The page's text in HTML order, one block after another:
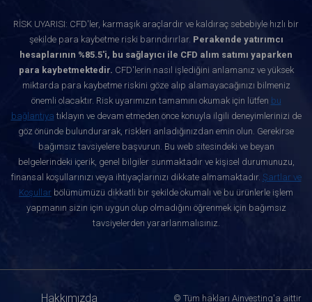
RİSK UYARISI: CFD'ler, karmaşık araçlardır ve kaldıraç sebebiyle hızlı bir
şekilde para kaybetme riski barındırırlar. Perakende yatırımcı
hesaplarının %85.5'i, bu sağlayıcı ile CFD alım satımı yaparken
para kaybetmektedir. CFD'lerin nasıl işlediğini anlamanız ve yüksek
miktarda para kaybetme riskini göze alıp alamayacağınızı bilmeniz
önemli olacaktır. Risk uyarımızın tamamını okumak için lütfen bu
bağlantıya tıklayın ve devam etmeden önce konuyla ilgili deneyimlerinizi de
göz önünde bulundurarak, riskleri anladığınızdan emin olun. Gerekirse
bağımsız tavsiyelere başvurun. Bu web sitesindeki ve beyan
belgelerindeki içerik, genel bilgiler sunmaktadır ve kişisel durumunuzu,
finansal koşullarınızı veya ihtiyaçlarınızı dikkate almamaktadır. Şartlar ve
Koşullar bölümümüzü dikkatli bir şekilde okumalı ve bu ürünlerle işlem
yapmanın sizin için uygun olup olmadığını öğrenmek için bağımsız
tavsiyelerden yararlanmalısınız.
Hakkımızda © Tüm hakları Ainvesting'a aittir